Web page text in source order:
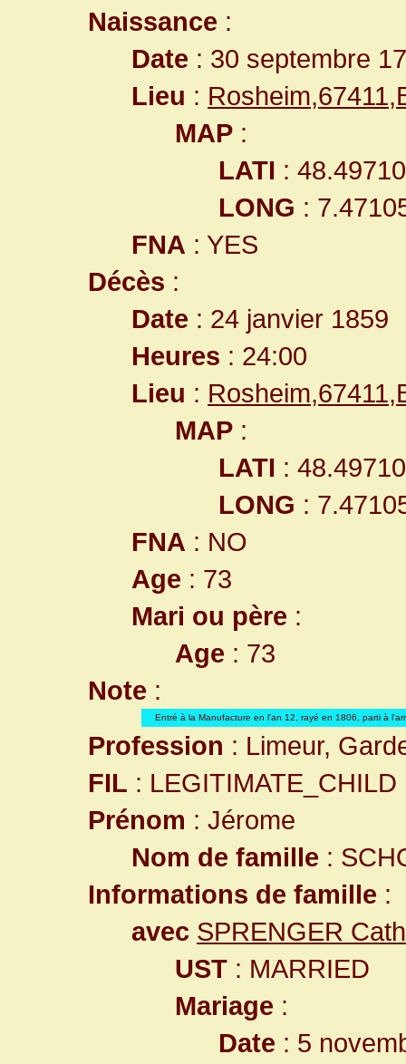
Naissance :
Date : 30 septembre
Lieu :
MAP :
LATI :
LONG :
FNA : YES
Décès :
Date : 24 janvier 1859
Heures : 24:00
Lieu :
MAP :
LATI :
LONG :
FNA : NO
Age : 73
Mari ou père :
Age : 73
Note :
Entré à la Manufacture en l'an 12, rayé en 1806, parti à
Profession : Limeur,
FIL : LEGITIMATE_CHILD
Prénom : Jérome
Nom de famille :
Informations de famille :
avec SPRENGER
UST : MARRIED
Mariage :
Date : 5